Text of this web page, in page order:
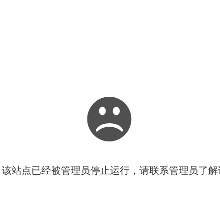
站点已经被管理员停止运行，请联系管理员了